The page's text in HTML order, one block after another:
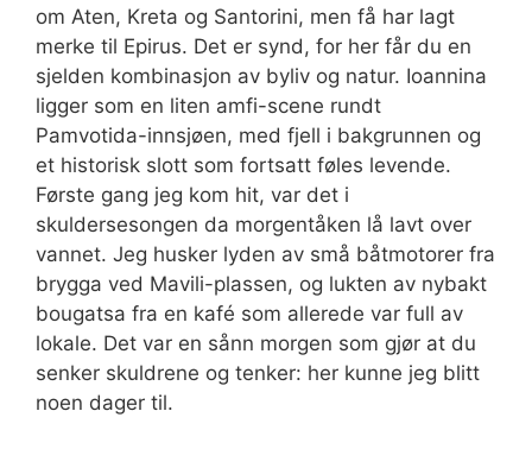
om Aten, Kreta og Santorini, men få har lagt
merke til Epirus. Det er synd, for her får du en
sjelden kombinasjon av byliv og natur. Ioannina
ligger som en liten amfi-scene rundt
Pamvotida-innsjøen, med fjell i bakgrunnen og
et historisk slott som fortsatt føles levende.
Første gang jeg kom hit, var det i
skuldersesongen da morgentåken lå lavt over
vannet. Jeg husker lyden av små båtmotorer fra
brygga ved Mavili-plassen, og lukten av nybakt
bougatsa fra en kafé som allerede var full av
lokale. Det var en sånn morgen som gjør at du
senker skuldrene og tenker: her kunne jeg blitt
noen dager til.